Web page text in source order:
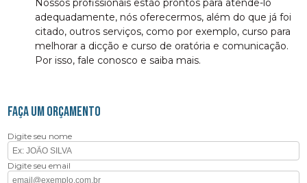
Nossos profissionais estão prontos para atendê-lo
adequadamente, nós oferecermos, além do que já foi
citado, outros serviços, como por exemplo, curso para
melhorar a dicção e curso de oratória e comunicação.
Por isso, fale conosco e saiba mais.
FAÇA UM ORÇAMENTO
Digite seu nome
Digite seu email